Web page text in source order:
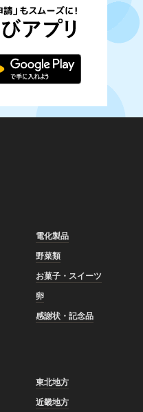
電化製品
野菜類
お菓子・スイーツ
卵
感謝状・記念品
東北地方
近畿地方